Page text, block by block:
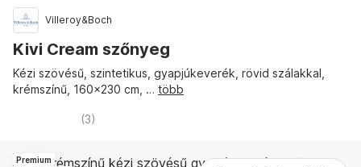
Premium
Villeroy&Boch
Kivi Cream szőnyeg
Kézi szövésű, szintetikus, gyapjúkeverék, rövid szálakkal,
krémszínű, 160x230 cm , … több
(3)